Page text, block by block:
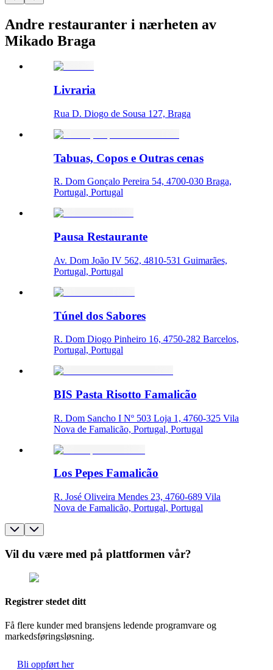
Andre restauranter i nærheten av
Mikado Braga
Livraria
Rua D. Diogo de Sousa 127, Braga
Tabuas, Copos e Outras cenas
R. Dom Gonçalo Pereira 54, 4700-030 Braga,
Portugal, Portugal
Pausa Restaurante
Av. Dom João IV 562, 4810-531 Guimarães,
Portugal, Portugal
Túnel dos Sabores
R. Dom Diogo Pinheiro 16, 4750-282 Barcelos,
Portugal, Portugal
BIS Pasta Risotto Famalicão
R. Dom Sancho I Nº 503 Loja 1, 4760-325 Vila
Nova de Famalicão, Portugal, Portugal
Los Pepes Famalicão
R. José Oliveira Mendes 23, 4760-689 Vila
Nova de Famalicão, Portugal, Portugal
Vil du være med på plattformen vår?
Registrer stedet ditt
Få flere kunder med bransjens ledende programvare og
markedsføringsløsning.
Bli oppført her